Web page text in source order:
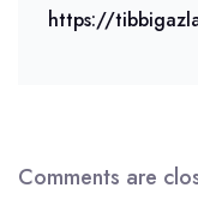
https://
Comments are